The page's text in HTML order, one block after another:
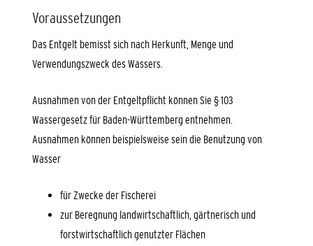
Voraussetzungen
Das Entgelt bemisst sich nach Herkunft, Menge und
Verwendungszweck des Wassers.
Ausnahmen von der Entgeltpflicht können Sie § 103
Wassergesetz für Baden-Württemberg entnehmen.
Ausnahmen können beispielsweise sein die Benutzung von
Wasser
für Zwecke der Fischerei
zur Beregnung landwirtschaftlich, gärtnerisch und
forstwirtschaftlich genutzter Flächen